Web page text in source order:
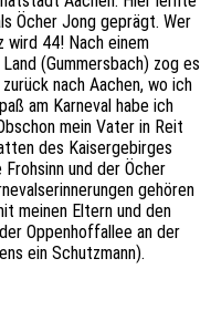
Öcher Jong geprägt. Wer
wird 44! Nach einem
(Gummersbach) zog es
nach Aachen, wo ich
am Karneval habe ich
mein Vater in Reit
des Kaisergebirges
und der Öcher
gehören
meinen Eltern und den
Oppenhoffallee an der
ein Schutzmann).